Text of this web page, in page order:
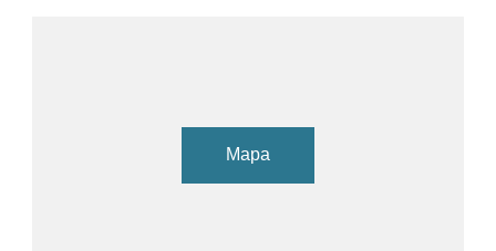
Mapa